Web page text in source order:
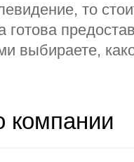
то
выбираете,
компании